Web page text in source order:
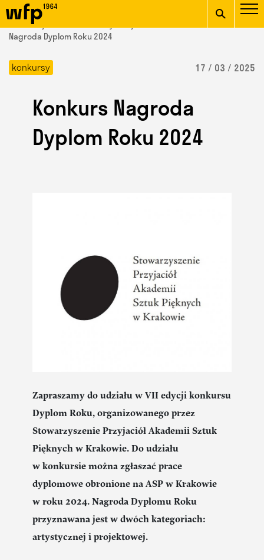
Oficjalna witryna
Wydziału Form
Przemysłowych ASP w
Krakowie
wpisz szukaną frazę
/ Wydział Form Przemysłowych /
Nagroda Dyplom Roku 2024
konkursy 17 / 03 / 2025
Konkurs Nagroda
Dyplom Roku 2024
Zapraszamy do udziału w VII edycji konkursu
Dyplom Roku, organizowanego przez
Stowarzyszenie Przyjaciół Akademii Sztuk
Pięknych w Krakowie. Do udziału
w konkursie można zgłaszać prace
dyplomowe obronione na ASP w Krakowie
w roku 2024. Nagroda Dyplomu Roku
przyznawana jest w dwóch kategoriach:
artystycznej i projektowej.